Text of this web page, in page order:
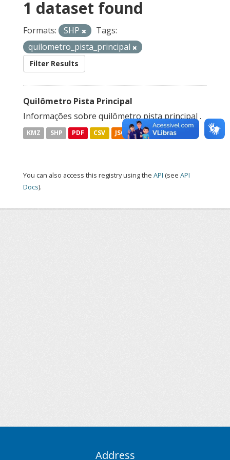
1 dataset found
Formats: SHP
Tags:
quilometro_pista_principal
Filter Results
Quilômetro Pista Principal
Informações sobre quilômetro pista principal .
KMZ SHP PDF CSV JSON
You can also access this registry using the API (see API
Docs).
Address